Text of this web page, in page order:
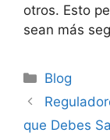
otros. Esto
sean más
Categorías
Blog
que Debes